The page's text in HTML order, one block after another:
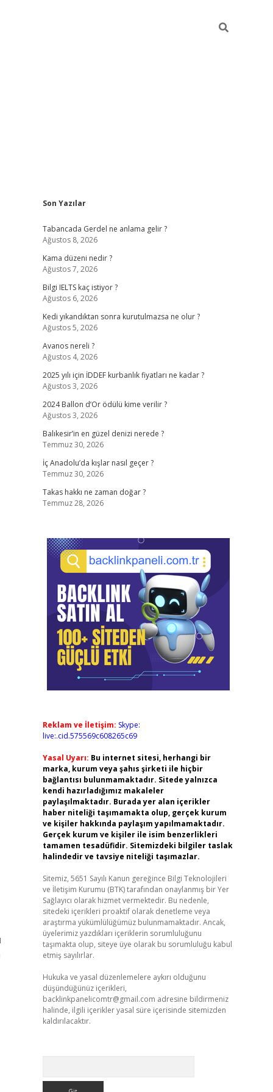
Sidebar
Son Yazılar
Tabancada Gerdel ne anlama gelir ?
Ağustos 8, 2026
Kama düzeni nedir ?
Ağustos 7, 2026
Bilgi IELTS kaç istiyor ?
Ağustos 6, 2026
Kedi yıkandıktan sonra kurutulmazsa ne olur ?
Ağustos 5, 2026
Avanos nereli ?
Ağustos 4, 2026
2025 yılı için İDDEF kurbanlık fiyatları ne kadar ?
Ağustos 3, 2026
2024 Ballon d’Or ödülü kime verilir ?
Ağustos 3, 2026
Balıkesir’in en güzel denizi nerede ?
Temmuz 30, 2026
İç Anadolu’da kışlar nasıl geçer ?
Temmuz 30, 2026
Takas hakkı ne zaman doğar ?
Temmuz 28, 2026
Reklam ve İletişim: Skype:
live:.cid.575569c608265c69
Yasal Uyarı: Bu internet sitesi, herhangi bir
marka, kurum veya şahıs şirketi ile hiçbir
bağlantısı bulunmamaktadır. Sitede yalnızca
kendi hazırladığımız makaleler
paylaşılmaktadır. Burada yer alan içerikler
haber niteliği taşımamakta olup, gerçek kurum
ve kişiler hakkında paylaşım yapılmamaktadır.
Gerçek kurum ve kişiler ile isim benzerlikleri
tamamen tesadüfidir. Sitemizdeki bilgiler taslak
halindedir ve tavsiye niteliği taşımazlar.
Sitemiz, 5651 Sayılı Kanun gereğince Bilgi Teknolojileri
ve İletişim Kurumu (BTK) tarafından onaylanmış bir Yer
Sağlayıcı olarak hizmet vermektedir. Bu nedenle,
sitedeki içerikleri proaktif olarak denetleme veya
araştırma yükümlülüğümüz bulunmamaktadır. Ancak,
üyelerimiz yazdıkları içeriklerin sorumluluğunu
taşımakta olup, siteye üye olarak bu sorumluluğu kabul
etmiş sayılırlar.
Hukuka ve yasal düzenlemelere aykırı olduğunu
düşündüğünüz içerikleri,
backlinkpanelicomtr@gmail.com adresine bildirmeniz
halinde, ilgili içerikler yasal süre içerisinde sitemizden
kaldırılacaktır.
betciBetexper giriş adresi